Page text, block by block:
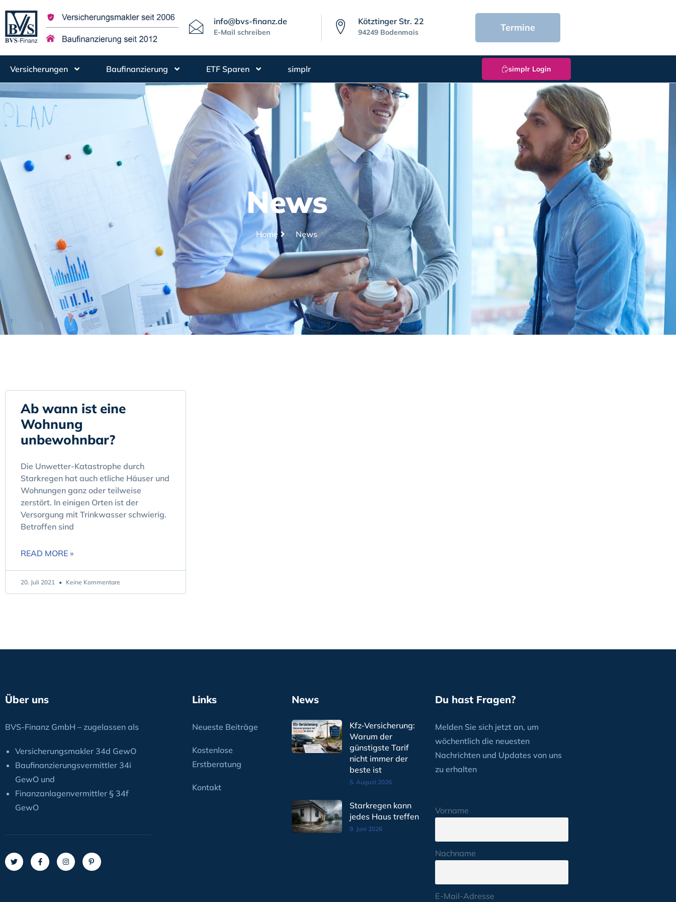
info@bvs-finanz.de
E-Mail schreiben
Kötztinger Str. 22
94249 Bodenmais Termine
Versicherungen Baufinanzierung ETF Sparen simplr simplr Login
News
Home News
Ab wann ist eine
Wohnung
unbewohnbar?
Die Unwetter-Katastrophe durch
Starkregen hat auch etliche Häuser und
Wohnungen ganz oder teilweise
zerstört. In einigen Orten ist der
Versorgung mit Trinkwasser schwierig.
Betroffen sind
READ MORE »
20. Juli 2021 Keine Kommentare
Über uns
BVS-Finanz GmbH – zugelassen als
Versicherungsmakler 34d GewO
Baufinanzierungsvermittler 34i
GewO und
Finanzanlagenvermittler § 34f
GewO
Links
Neueste Beiträge
Kostenlose
Erstberatung
Kontakt
News
Kfz-Versicherung:
Warum der
günstigste Tarif
nicht immer der
beste ist
5. August 2026
Starkregen kann
jedes Haus treffen
9. Juni 2026
Du hast Fragen?
Melden Sie sich jetzt an, um
wöchentlich die neuesten
Nachrichten und Updates von uns
zu erhalten
Vorname
Nachname
E-Mail-Adresse